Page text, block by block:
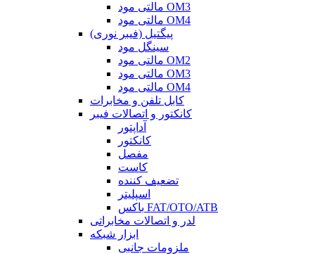
مالتی مود OM3
مالتی مود OM4
پیگتیل (فیبر نوری)
سینگل مود
مالتی مود OM2
مالتی مود OM3
مالتی مود OM4
کابل تلفن و مخابرات
کانکتور و اتصالات فیبر
آداپتور
کانکتور
مفصل
کاست
تضعیف کننده
اسپلیتر
باکس FAT/OTO/ATB
لدر و اتصالات مخابراتی
ابزار شبکه
ملزومات جانبی